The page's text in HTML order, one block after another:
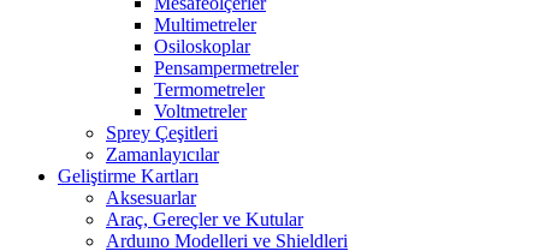
Multimetreler
Osiloskoplar
Pensampermetreler
Termometreler
Voltmetreler
Sprey Çeşitleri
Zamanlayıcılar
Geliştirme Kartları
Aksesuarlar
Araç, Gereçler ve Kutular
Arduıno Modelleri ve Shieldleri